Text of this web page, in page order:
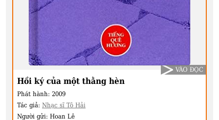
Hồi ký của một thằng hèn
Phát hành: 2009
Tác giả: Nhạc sĩ Tô Hải
Người gửi: Hoan Lê
VÀO ĐỌC